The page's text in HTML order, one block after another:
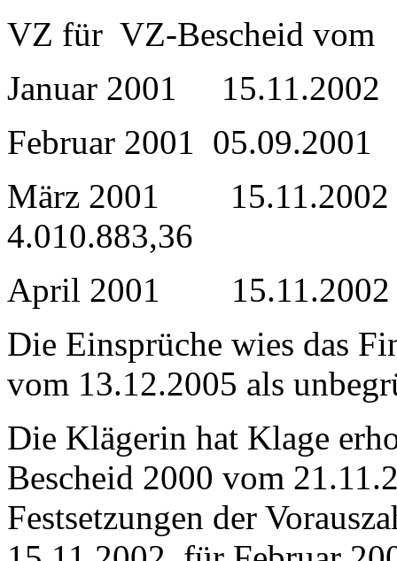
VZ für VZ-Bescheid
Januar 2001
Februar 2001
März 2001
4.010.883,36
April 2001
Die Einsprüche wies das
vom 13.12.2005 als
Die Klägerin hat Klage
Bescheid 2000 vom
Festsetzungen der